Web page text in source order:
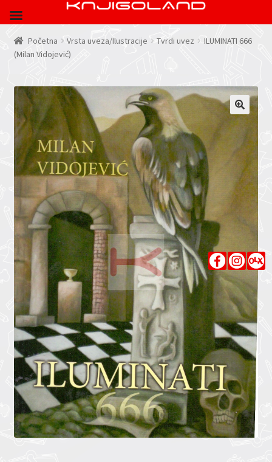
Početna Vrsta uveza/Ilustracije Tvrdi uvez
ILUMINATI 666
(Milan Vidojević)